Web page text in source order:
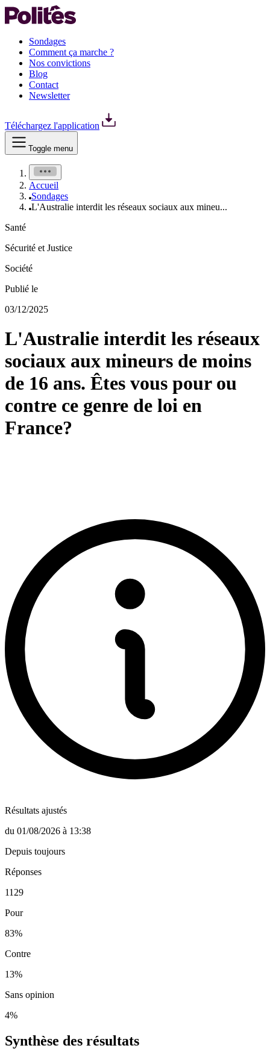
Sondages
Comment ça marche ?
Nos convictions
Blog
Contact
Newsletter
Téléchargez l'application
Toggle menu
Accueil
Sondages
L'Australie interdit les réseaux sociaux aux mineu...
Santé
Sécurité et Justice
Société
Publié le
03/12/2025
L'Australie interdit les réseaux
sociaux aux mineurs de moins
de 16 ans. Êtes vous pour ou
contre ce genre de loi en
France?
Résultats ajustés
du 01/08/2026 à 13:38
Depuis toujours
Réponses
1129
Pour
83%
Contre
13%
Sans opinion
4%
Synthèse des résultats